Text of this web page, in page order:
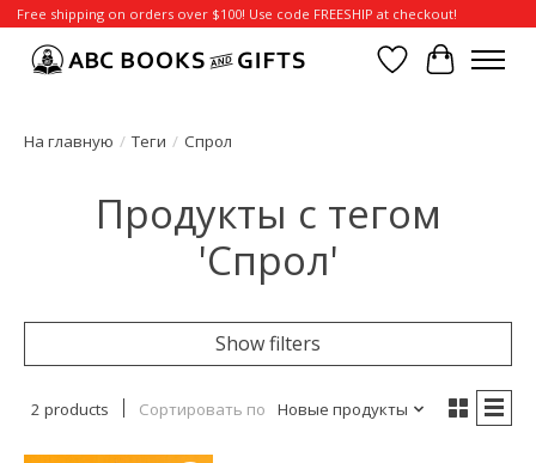
Free shipping on orders over $100! Use code FREESHIP at checkout!
Отложенные
Корзина
На главную / Теги / Спрол
Продукты с тегом
'Спрол'
Show filters
2 products Сортировать по Новые продукты